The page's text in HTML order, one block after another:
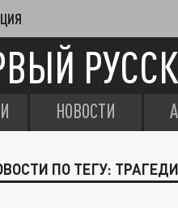
НОВОСТИ
ПО ТЕГУ: